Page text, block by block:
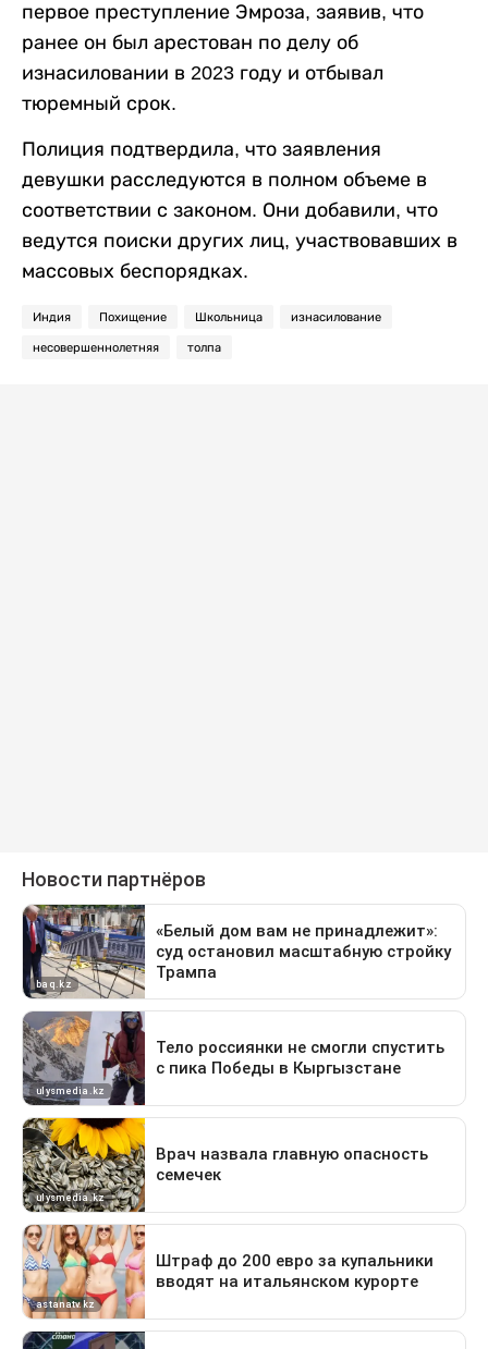
первое преступление Эмроза, заявив, что
ранее он был арестован по делу об
изнасиловании в 2023 году и отбывал
тюремный срок.
Полиция подтвердила, что заявления
девушки расследуются в полном объеме в
соответствии с законом. Они добавили, что
ведутся поиски других лиц, участвовавших в
массовых беспорядках.
Индия Похищение Школьница изнасилование
несовершеннолетняя толпа